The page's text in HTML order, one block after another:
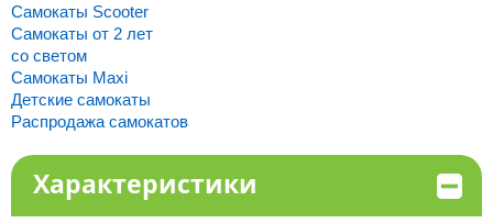
Самокаты Scooter
Самокаты от 2 лет
со светом
Самокаты Maxi
Детские самокаты
Распродажа самокатов
Характеристики